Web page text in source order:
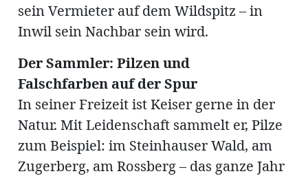
sein Vermieter auf dem Wildspitz – in
Inwil sein Nachbar sein wird.
Der Sammler: Pilzen und
Falschfarben auf der Spur
In seiner Freizeit ist Keiser gerne in der
Natur. Mit Leidenschaft sammelt er, Pilze
zum Beispiel: im Steinhauser Wald, am
Zugerberg, am Rossberg – das ganze Jahr